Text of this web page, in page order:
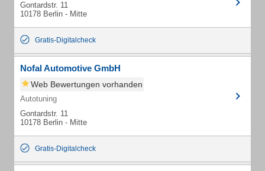
Gontardstr. 11
10178 Berlin - Mitte
Gratis-Digitalcheck
Nofal Automotive GmbH
Web Bewertungen vorhanden
Autotuning
Gontardstr. 11
10178 Berlin - Mitte
Gratis-Digitalcheck